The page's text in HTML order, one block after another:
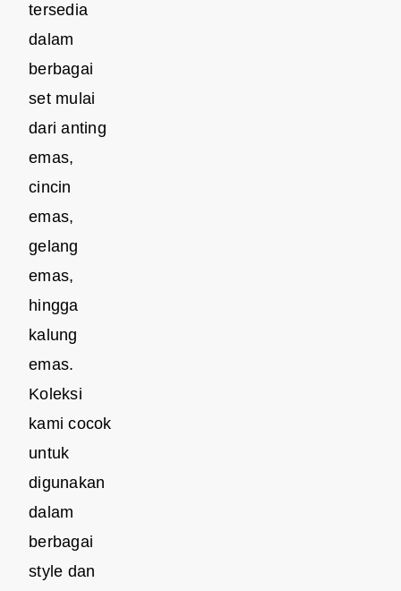
tersedia
dalam
berbagai
set mulai
dari anting
emas,
cincin
emas,
gelang
emas,
hingga
kalung
emas.
Koleksi
kami cocok
untuk
digunakan
dalam
berbagai
style dan